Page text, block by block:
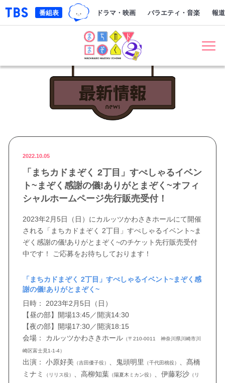
「TBSテレビ｜ときめくときを。」トップページ
TBSグループキャラクター『ワクテ
ドラマ・映画 バラエティ・音楽 報
番組表
最新情報
2022.10.05
「まちカドまぞく 2丁目」すぺしゃるイベン
ト~まぞく感謝の儀!ありがとまぞく~オフィ
シャルホームページ先行販売受付！
2023年2月5日（日）にカルッツかわさきホールにて開催
される「まちカドまぞく 2丁目」すぺしゃるイベント~ま
ぞく感謝の儀!ありがとまぞく~のチケット先行販売受付
中です！ ご応募をお待ちしております！
「まちカドまぞく 2丁目」すぺしゃるイベント~まぞく感
謝の儀!ありがとまぞく~
日時： 2023年2月5日（日）
【昼の部】開場13:45／開演14:30
【夜の部】開場17:30／開演18:15
会場： カルッツかわさきホール（〒210-0011 神奈川県川崎市川
崎区富士見1-1-4）
出演： 小原好美 （吉田優子役） 、鬼頭明里 （千代田桃役）
、髙橋
ミナミ
（リリス役） 、高柳知葉 （陽夏木ミカン役） 、伊藤彩沙（リ